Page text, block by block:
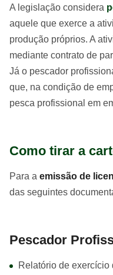
A legislação considera
aquele que exerce a
produção próprios. A
mediante contrato de
Já o pescador
que, na condição de
pesca profissional em
Como tirar a
Para a emissão de
das seguintes
Pescador
Relatório de